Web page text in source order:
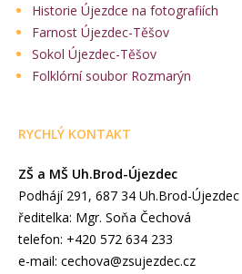
Historie Újezdce na fotografiích
Farnost Újezdec-Těšov
Sokol Újezdec-Těšov
Folklórní soubor Rozmarýn
RYCHLÝ KONTAKT
ZŠ a MŠ Uh.Brod-Újezdec
Podhájí 291, 687 34 Uh.Brod-Újezdec
ředitelka: Mgr. Soňa Čechová
telefon: +420 572 634 233
e-mail: cechova@zsujezdec.cz